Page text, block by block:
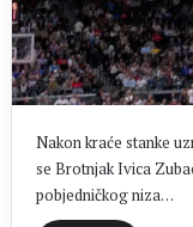
Nakon kraće stanke
se Brotnjak Ivica
pobjedničkog niza…